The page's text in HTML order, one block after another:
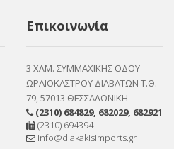
Επικοινωνία
3 ΧΛΜ. ΣΥΜΜΑΧΙΚΗΣ ΟΔΟΥ
ΩΡΑΙΟΚΑΣΤΡΟΥ ΔΙΑΒΑΤΩΝ Τ.Θ.
79, 57013 ΘΕΣΣΑΛΟΝΙΚΗ
(2310) 684829, 682029, 682921
(2310) 694394
info@diakakisimports.gr